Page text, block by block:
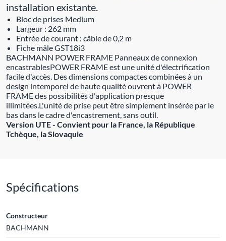
installation existante.
Bloc de prises Medium
Largeur : 262 mm
Entrée de courant : câble de 0,2 m
Fiche mâle GST18i3
BACHMANN POWER FRAME Panneaux de connexion
encastrablesPOWER FRAME est une unité d'électrification
facile d'accès. Des dimensions compactes combinées à un
design intemporel de haute qualité ouvrent à POWER
FRAME des possibilités d'application presque
illimitées.L'unité de prise peut être simplement insérée par le
bas dans le cadre d'encastrement, sans outil.
Version UTE - Convient pour la France, la République
Tchèque, la Slovaquie
Spécifications
Constructeur
BACHMANN